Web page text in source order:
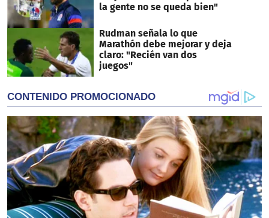
la gente no se queda bien"
Rudman señala lo que
Marathón debe mejorar y deja
claro: "Recién van dos
juegos"